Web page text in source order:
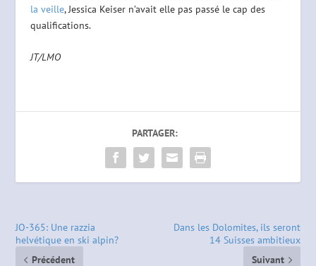
la veille, Jessica Keiser n’avait elle pas passé le cap des
qualifications.
JT/LMO
PARTAGER:
JO-365: Une razzia
helvétique en ski alpin?
Précédent
Dans les Dolomites, ils seront
14 Suisses ambitieux
Suivant